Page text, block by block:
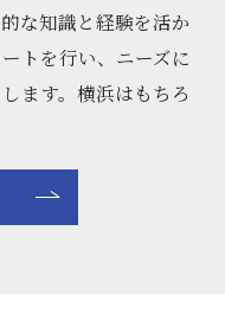
な知識と経験を活か
トを行い、ニーズに
ます。横浜はもちろ